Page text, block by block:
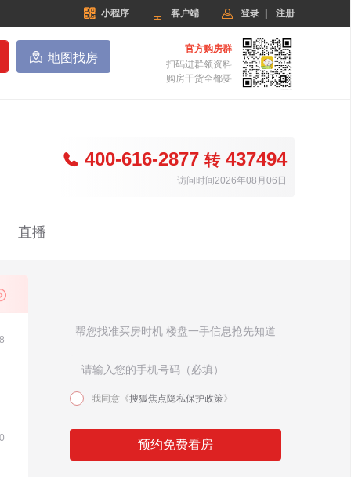
 小程序  客户端  登录 注册
 地图找房
官方购房群
扫码进群领资料
购房干货全都要
 400-616-2877 转437494
访问时间2026年08月06日
直播
帮您找准买房时机 楼盘一手信息抢先知道
我同意《搜狐焦点隐私保护政策》
预约免费看房